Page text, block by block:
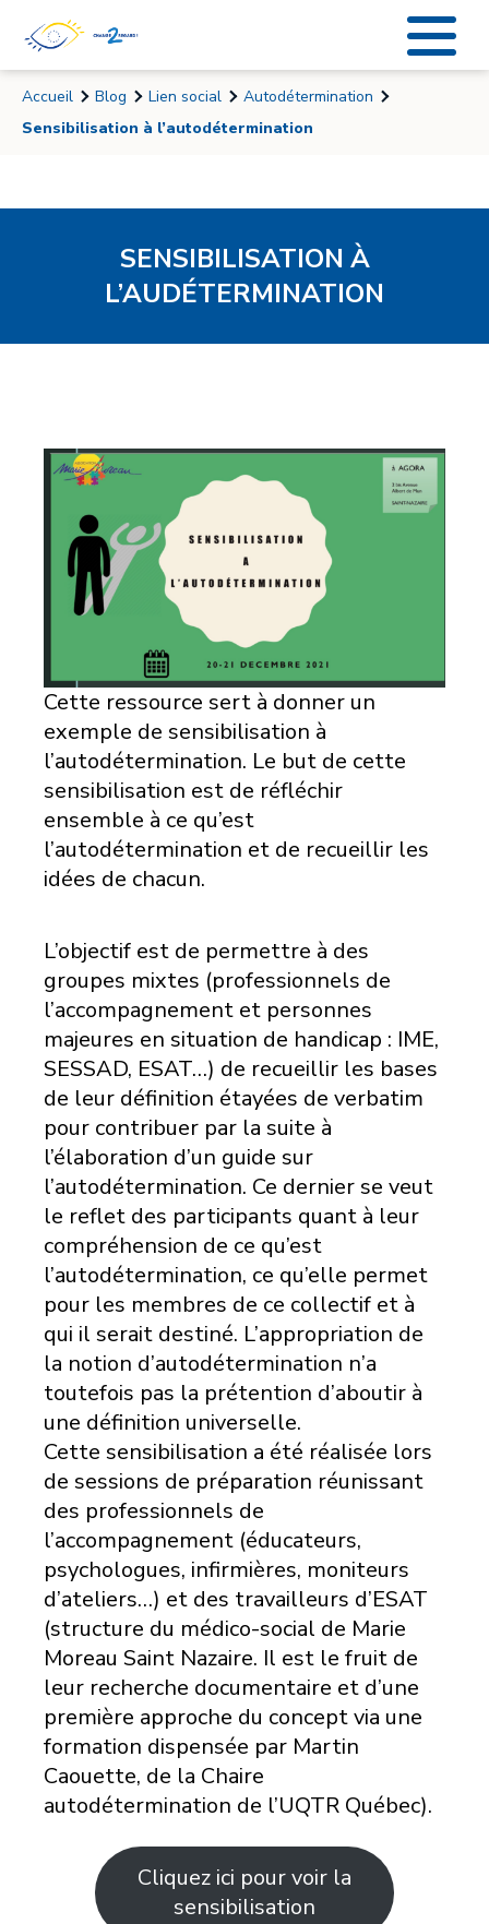
Accueil Blog Lien social
Autodétermination
Sensibilisation à l’autodétermination
SENSIBILISATION À
L’AUDÉTERMINATION
Cette ressource sert à donner un
exemple de sensibilisation à
l’autodétermination. Le but de cette
sensibilisation est de réfléchir
ensemble à ce qu’est
l’autodétermination et de recueillir les
idées de chacun.
L’objectif est de permettre à des
groupes mixtes (professionnels de
l’accompagnement et personnes
majeures en situation de handicap : IME,
SESSAD, ESAT…) de recueillir les bases
de leur définition étayées de verbatim
pour contribuer par la suite à
l’élaboration d’un guide sur
l’autodétermination. Ce dernier se veut
le reflet des participants quant à leur
compréhension de ce qu’est
l’autodétermination, ce qu’elle permet
pour les membres de ce collectif et à
qui il serait destiné. L’appropriation de
la notion d’autodétermination n’a
toutefois pas la prétention d’aboutir à
une définition universelle.
Cette sensibilisation a été réalisée lors
de sessions de préparation réunissant
des professionnels de
l’accompagnement (éducateurs,
psychologues, infirmières, moniteurs
d’ateliers…) et des travailleurs d’ESAT
(structure du médico-social de Marie
Moreau Saint Nazaire. Il est le fruit de
leur recherche documentaire et d’une
première approche du concept via une
formation dispensée par Martin
Caouette, de la Chaire
autodétermination de l’UQTR Québec).
Cliquez ici pour voir la
sensibilisation